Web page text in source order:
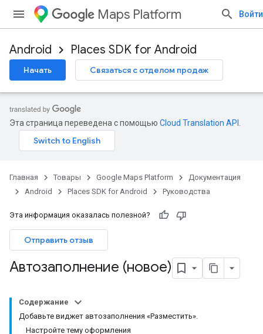
Maps Platform Войти
Android Places SDK for Android
Начать Связаться с отделом продаж
Эта страница переведена с помощью Cloud Translation API
Главная Товары Google Maps Platform
Документация
Android
Places SDK for Android Руководства
Эта информация оказалась полезной?
Отправить отзыв
Автозаполнение (новое)
Содержание
Добавьте виджет автозаполнения «Разместить».
Настройте тему оформления